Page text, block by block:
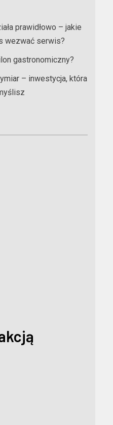
prawidłowo – jakie
wezwać serwis?
gastronomiczny?
– inwestycja, która